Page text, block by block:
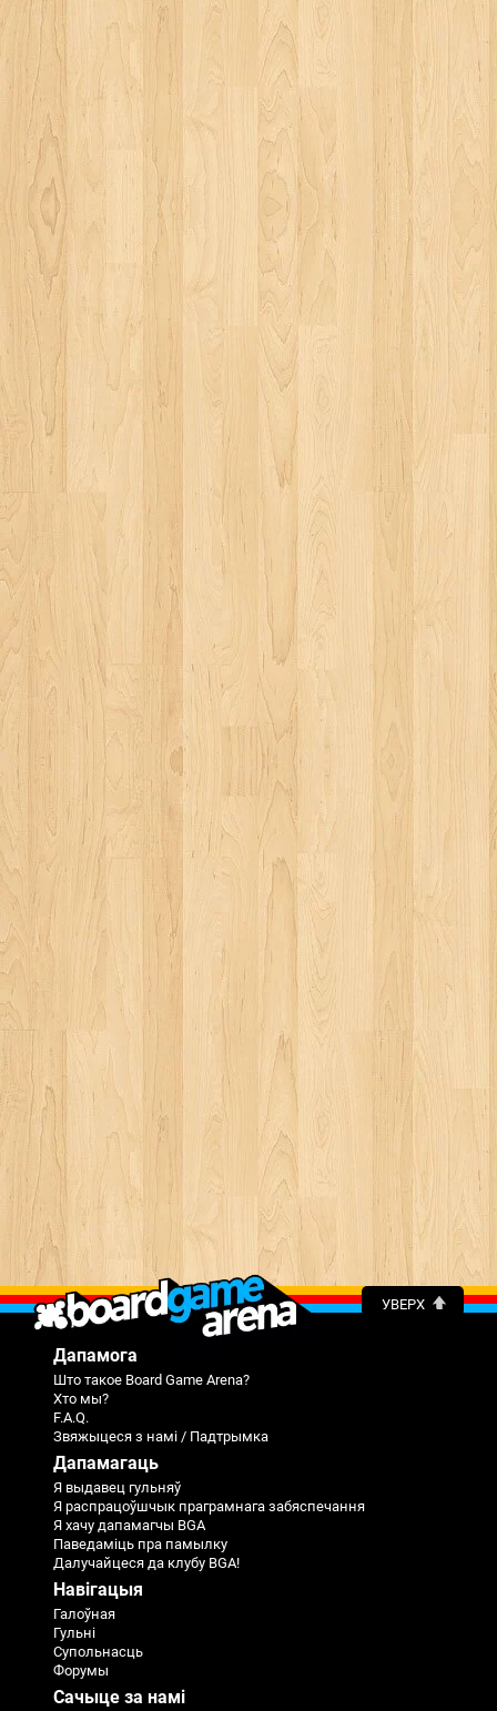
УВЕРХ
Дапамога
Што такое Board Game Arena?
Хто мы?
F.A.Q.
Звяжыцеся з намі / Падтрымка
Дапамагаць
Я выдавец гульняў
Я распрацоўшчык праграмнага забяспечання
Я хачу дапамагчы BGA
Паведаміць пра памылку
Далучайцеся да клубу BGA!
Навігацыя
Галоўная
Гульні
Супольнасць
Форумы
Сачыце за намі